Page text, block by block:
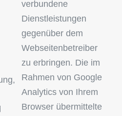
verbundene
Dienstleistungen
gegenüber dem
Webseitenbetreiber
zu erbringen. Die im
Rahmen von Google
Analytics von Ihrem
Browser übermittelte